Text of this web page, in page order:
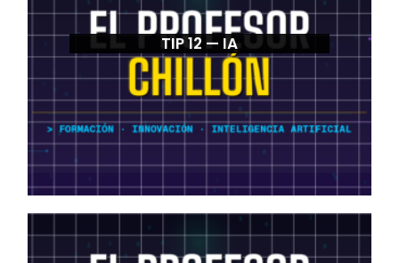
TIP 12 — IA